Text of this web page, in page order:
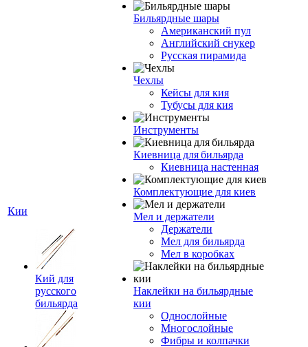
Кии
Кий для
русского
бильярда
Бильярдные шары
Американский пул
Английский снукер
Русская пирамида
Чехлы
Кейсы для кия
Тубусы для кия
Инструменты
Киевница для бильярда
Киевница настенная
Комплектующие для киев
Мел и держатели
Держатели
Мел для бильярда
Мел в коробках
Наклейки на бильярдные
кии
Однослойные
Многослойные
Фибры и колпачки